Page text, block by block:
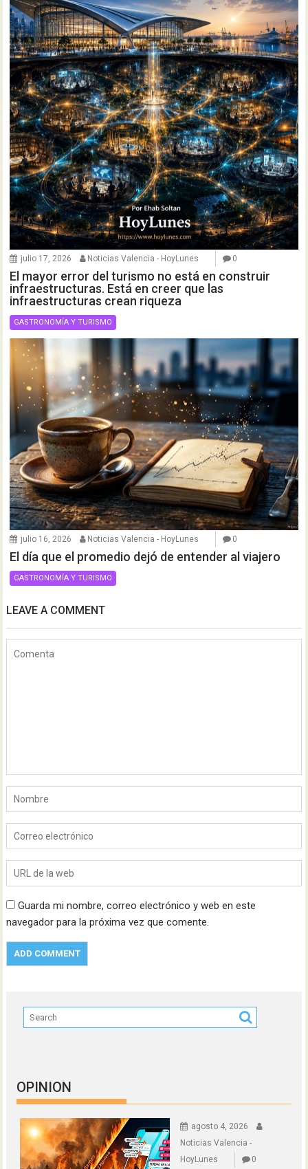
julio 17, 2026 Noticias Valencia - HoyLunes 0
El mayor error del turismo no está en construir
infraestructuras. Está en creer que las
infraestructuras crean riqueza
GASTRONOMÍA Y TURISMO
julio 16, 2026 Noticias Valencia - HoyLunes 0
El día que el promedio dejó de entender al viajero
GASTRONOMÍA Y TURISMO
LEAVE A COMMENT
Guarda mi nombre, correo electrónico y web en este
navegador para la próxima vez que comente.
OPINION
agosto 4, 2026
Noticias Valencia -
HoyLunes
0